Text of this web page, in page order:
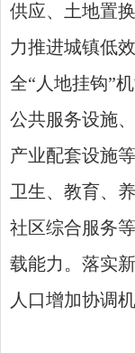
供应、土地置
力推进城镇低
全“人地挂钩”
公共服务设施
产业配套设施
卫生、教育、
社区综合服务
载能力。落实
人口增加协调机